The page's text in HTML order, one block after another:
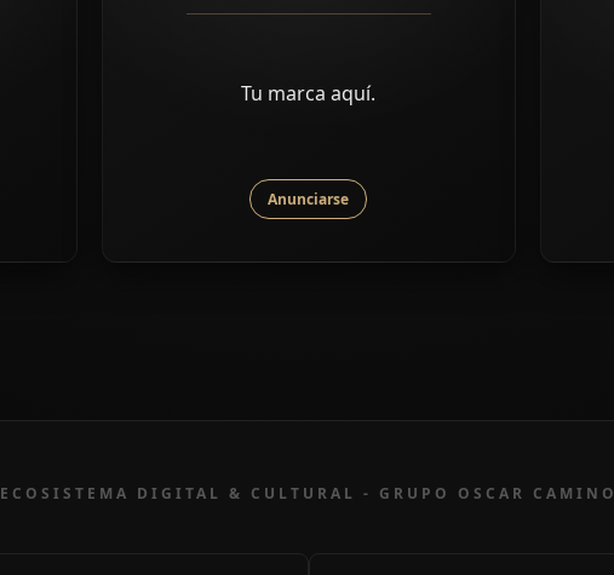
Tu marca aquí.
Anunciarse
ECOSISTEMA DIGITAL & CULTURAL - GRUPO OSCAR CAMINO